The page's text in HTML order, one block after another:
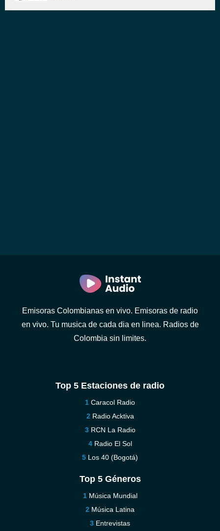
Emisoras Colombianas en vivo. Emisoras de radio
en vivo. Tu musica de cada dia en linea. Radios de
Colombia sin limites.
Top 5 Estaciones de radio
Caracol Radio
Radio Acktiva
RCN La Radio
Radio El Sol
Los 40 (Bogotá)
Top 5 Géneros
Música Mundial
Música Latina
Entrevistas